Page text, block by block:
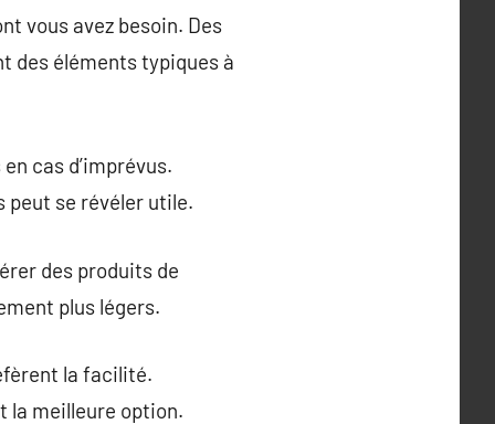
vous avez besoin. Des
des éléments typiques à
cas d’imprévus.
peut se révéler utile.
des produits de
plus légers.
la facilité.
la meilleure option.